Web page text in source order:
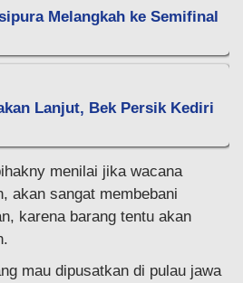
Melangkah ke Semifinal
Lanjut, Bek Persik Kediri
menilai jika wacana
akan sangat membebani
karena barang tentu akan
mau dipusatkan di pulau jawa